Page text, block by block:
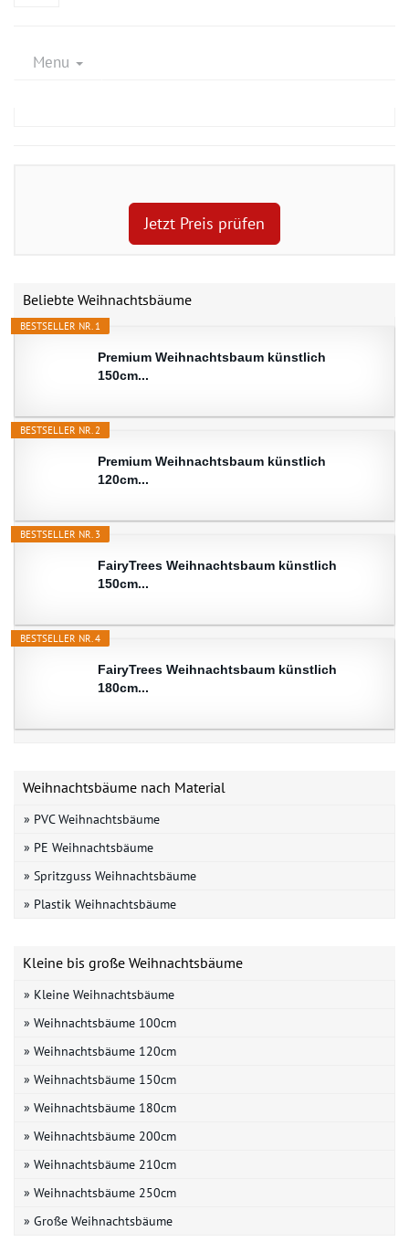
Menu
Jetzt Preis prüfen
Beliebte Weihnachtsbäume
BESTSELLER NR. 1
Premium Weihnachtsbaum künstlich
150cm...
BESTSELLER NR. 2
Premium Weihnachtsbaum künstlich
120cm...
BESTSELLER NR. 3
FairyTrees Weihnachtsbaum künstlich
150cm...
BESTSELLER NR. 4
FairyTrees Weihnachtsbaum künstlich
180cm...
Weihnachtsbäume nach Material
» PVC Weihnachtsbäume
» PE Weihnachtsbäume
» Spritzguss Weihnachtsbäume
» Plastik Weihnachtsbäume
Kleine bis große Weihnachtsbäume
» Kleine Weihnachtsbäume
» Weihnachtsbäume 100cm
» Weihnachtsbäume 120cm
» Weihnachtsbäume 150cm
» Weihnachtsbäume 180cm
» Weihnachtsbäume 200cm
» Weihnachtsbäume 210cm
» Weihnachtsbäume 250cm
» Große Weihnachtsbäume